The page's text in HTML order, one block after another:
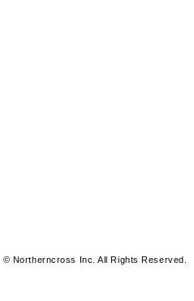
© Northerncross Inc. All Rights Reserved.